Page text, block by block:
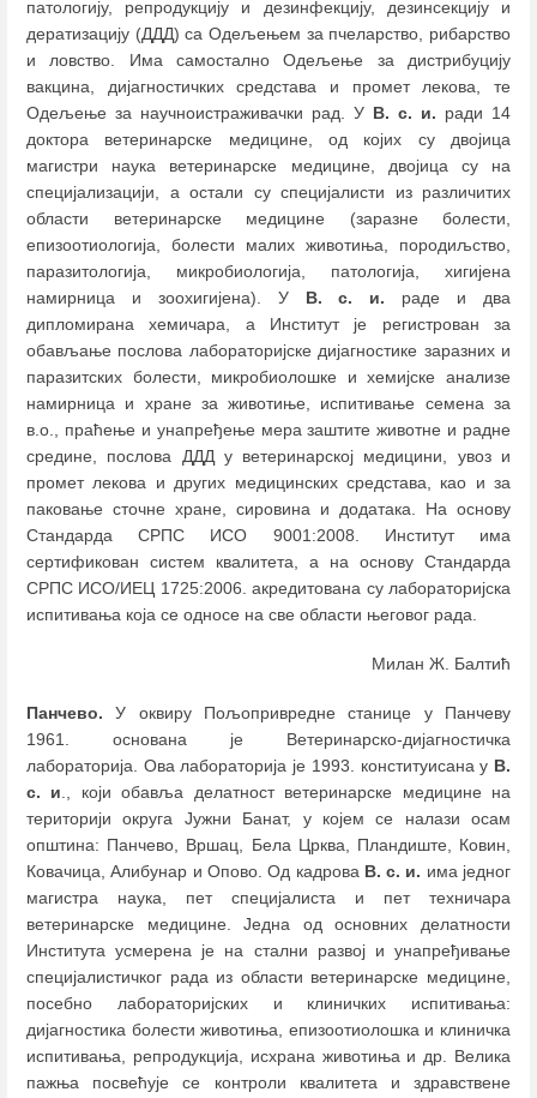
патологију, репродукцију и дезинфекцију, дезинсекцију и
дератизацију (ДДД) са Одељењем за пчеларство, рибарство
и ловство. Има самостално Одељење за дистрибуцију
вакцина, дијагностичких средстава и промет лекова, те
Одељење за научноистраживачки рад. У В. с. и. ради 14
доктора ветеринарске медицине, од којих су двојица
магистри наука ветеринарске медицине, двојица су на
специјализацији, а остали су специјалисти из различитих
области ветеринарске медицине (заразне болести,
епизоотиологија, болести малих животиња, породиљство,
паразитологија, микробиологија, патологија, хигијена
намирница и зоохигијена). У В. с. и. раде и два
дипломирана хемичара, а Институт је регистрован за
обављање послова лабораторијске дијагностике заразних и
паразитских болести, микробиолошке и хемијске анализе
намирница и хране за животиње, испитивање семена за
в.о., праћење и унапређење мера заштите животне и радне
средине, послова ДДД у ветеринарској медицини, увоз и
промет лекова и других медицинских средстава, као и за
паковање сточне хране, сировина и додатака. На основу
Стандарда СРПС ИСО 9001:2008. Институт има
сертификован систем квалитета, а на основу Стандарда
СРПС ИСО/ИЕЦ 1725:2006. акредитована су лабораторијска
испитивања која се односе на све области његовог рада.
Милан Ж. Балтић
Панчево. У оквиру Пољопривредне станице у Панчеву
1961. основана је Ветеринарско-дијагностичка
лабораторија. Ова лабораторија је 1993. конституисана у В.
с. и., који обавља делатност ветеринарске медицине на
територији округа Јужни Банат, у којем се налази осам
општина: Панчево, Вршац, Бела Црква, Пландиште, Ковин,
Ковачица, Алибунар и Опово. Од кадрова В. с. и. има једног
магистра наука, пет специјалиста и пет техничара
ветеринарске медицине. Једна од основних делатности
Института усмерена је на стални развој и унапређивање
специјалистичког рада из области ветеринарске медицине,
посебно лабораторијских и клиничких испитивања:
дијагностика болести животиња, епизоотиолошка и клиничка
испитивања, репродукција, исхрана животиња и др. Велика
пажња посвећује се контроли квалитета и здравствене